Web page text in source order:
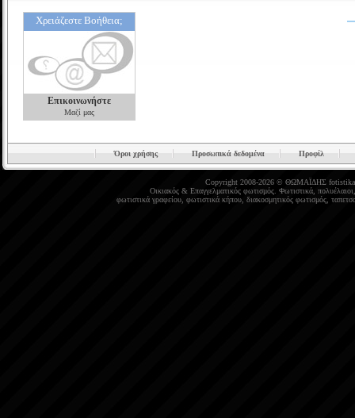
Χρειάζεστε Βοήθεια;
Επικοινωνήστε
Μαζί μας
Όροι χρήσης Προσωπικά δεδομένα Προφίλ
Copyright 2008-2026 © ΘΩΜΑΪΔΗΣ
Οικιακός& Επαγγελματικός φωτισμός. Φωτιστικά, πολυέλαιοι
φωτιστικά γραφείου, φωτιστικά κήπου, διακοσμητικός φωτισμός,